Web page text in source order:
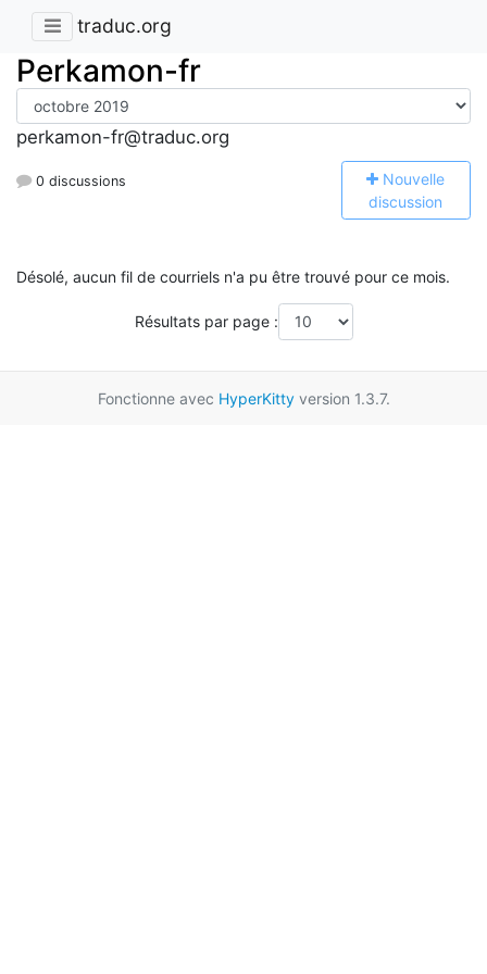
traduc.org
Perkamon-fr
perkamon-fr@traduc.org
0 discussions Nouvelle
discussion
Désolé, aucun fil de courriels n'a pu être trouvé pour ce mois.
Résultats par page :
Fonctionne avec HyperKittyversion 1.3.7.